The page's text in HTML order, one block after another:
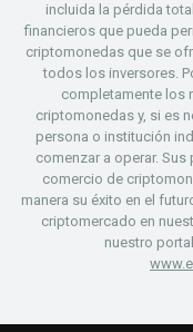
incluida la pérdida
financieros que pueda
criptomonedas que se
todos los inversores.
completamente los
criptomonedas y, si es
persona o institución
comenzar a operar.
comercio de
manera su éxito en el
criptomercado en
nuestro